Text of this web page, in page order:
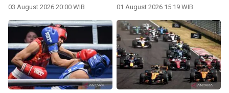
03 August 2026 20:00 WIB 01 August 2026 15:19 WIB